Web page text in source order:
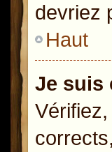
devriez
Haut
Je suis